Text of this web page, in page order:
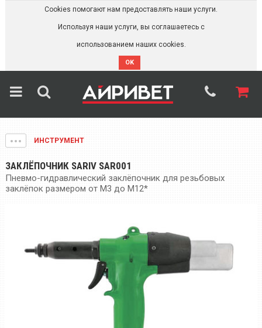
Cookies помогают нам предоставлять наши услуги.
Используя наши услуги, вы соглашаетесь с
использованием наших cookies.
OK
ИНСТРУМЕНТ
ЗАКЛЁПОЧНИК SARIV SAR001
Пневмо-гидравлический заклёпочник для резьбовых
заклёпок размером от М3 до М12*